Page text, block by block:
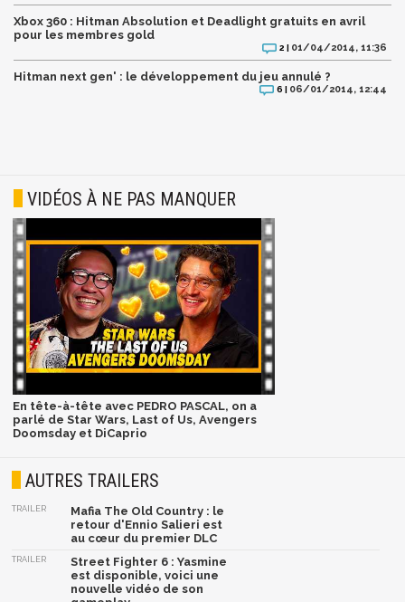
Xbox 360 : Hitman Absolution et Deadlight gratuits en avril
pour les membres gold
2 | 01/04/2014, 11:36
Hitman next gen' : le développement du jeu annulé ?
6 | 06/01/2014, 12:44
VIDÉOS À NE PAS MANQUER
En tête-à-tête avec PEDRO PASCAL, on a
parlé de Star Wars, Last of Us, Avengers
Doomsday et DiCaprio
AUTRES TRAILERS
TRAILER
Mafia The Old Country : le
retour d'Ennio Salieri est
au cœur du premier DLC
TRAILER
Street Fighter 6 : Yasmine
est disponible, voici une
nouvelle vidéo de son